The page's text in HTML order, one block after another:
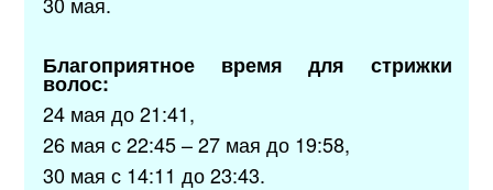
Благоприятное время для стрижки
волос:
24 мая до 21:41,
26 мая с 22:45 – 27 мая до 19:58,
30 мая с 14:11 до 23:43.